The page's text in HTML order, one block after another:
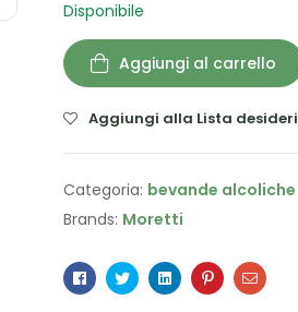
Disponibile
Aggiungi al carrello
Aggiungi alla Lista desideri
Categoria: bevande alcoliche
Brands: Moretti
Facebook
TwitterLinkedinPinterestEmail